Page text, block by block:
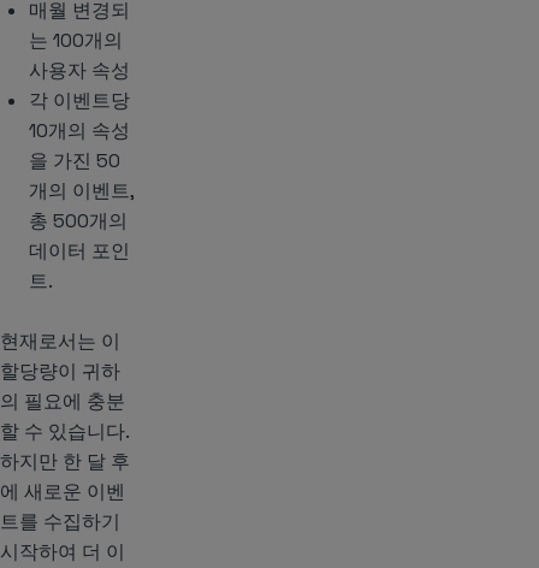
매월 변경되
는 100개의
사용자 속성
각 이벤트당
10개의 속성
을 가진 50
개의 이벤트,
총 500개의
데이터 포인
트.
현재로서는 이
할당량이 귀하
의 필요에 충분
할 수 있습니다.
하지만 한 달 후
에 새로운 이벤
트를 수집하기
시작하여 더 이